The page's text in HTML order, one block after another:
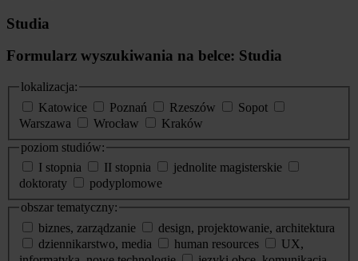
Studia
Formularz wyszukiwania na belce: Studia
lokalizacja:
Katowice
Poznań Rzeszów
Sopot
Warszawa
Wrocław
Kraków
poziom studiów:
I stopnia
II stopnia
jednolite magisterskie
doktoraty
podyplomowe
obszar tematyczny:
biznes, zarządzanie
design, projektowanie, architektura
dziennikarstwo, media
human resources
UX,